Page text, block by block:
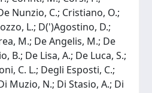
Nunzio, C.; Cristiano, O.;
L.; D(')Agostino, D.;
M.; De Angelis, M.; De
B.; De Lisa, A.; De Luca, S.;
C. L.; Degli Esposti, C.;
Muzio, N.; Di Stasio, A.; Di